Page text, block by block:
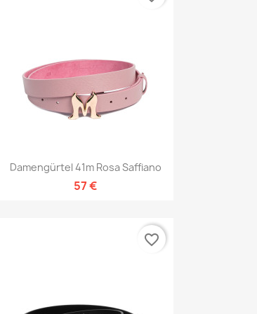
Vorschau
Damengürtel 41m Rosa Saffiano
57 €
favorite_border